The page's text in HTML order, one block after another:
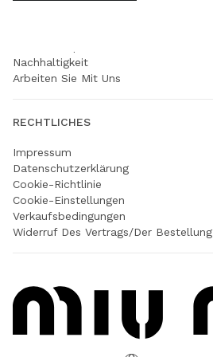
Nachhaltigkeit
Arbeiten Sie Mit Uns
RECHTLICHES
Impressum
Datenschutzerklärung
Cookie-Richtlinie
Cookie-Einstellungen
Verkaufsbedingungen
Widerruf Des Vertrags/der Bestellung